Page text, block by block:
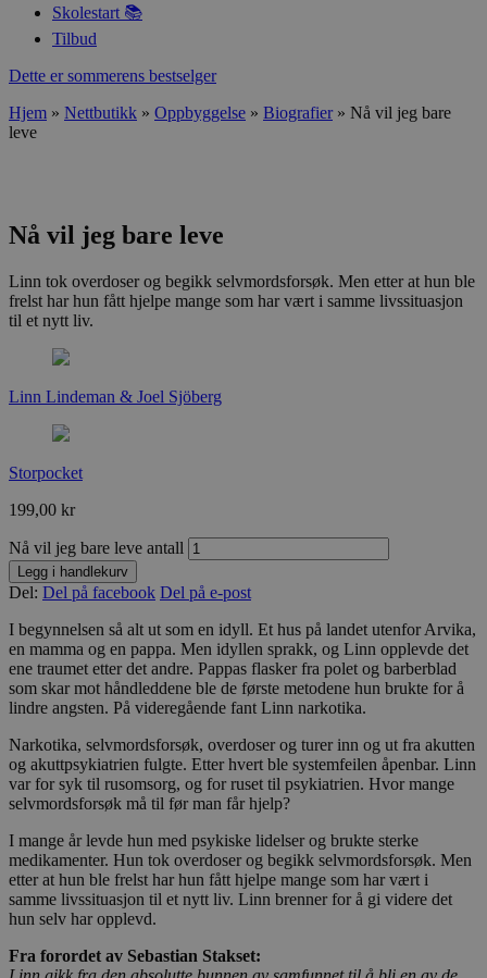
Skolestart 📚
Tilbud
Dette er sommerens bestselger
Hjem » Nettbutikk » Oppbyggelse » Biografier» Nå vil jeg bare
leve
Nå vil jeg bare leve
Linn tok overdoser og begikk selvmordsforsøk. Men etter at hun ble
frelst har hun fått hjelpe mange som har vært i samme livssituasjon
til et nytt liv.
Linn Lindeman & Joel Sjöberg
Storpocket
199,00 kr
Nå vil jeg bare leve antall
Legg i handlekurv
Del: Del på facebook Del på e-post
I begynnelsen så alt ut som en idyll. Et hus på landet utenfor Arvika,
en mamma og en pappa. Men idyllen sprakk, og Linn opplevde det
ene traumet etter det andre. Pappas flasker fra polet og barberblad
som skar mot håndleddene ble de første metodene hun brukte for å
lindre angsten. På videregående fant Linn narkotika.
Narkotika, selvmordsforsøk, overdoser og turer inn og ut fra akutten
og akuttpsykiatrien fulgte. Etter hvert ble systemfeilen åpenbar. Linn
var for syk til rusomsorg, og for ruset til psykiatrien. Hvor mange
selvmordsforsøk må til før man får hjelp?
I mange år levde hun med psykiske lidelser og brukte sterke
medikamenter. Hun tok overdoser og begikk selvmordsforsøk. Men
etter at hun ble frelst har hun fått hjelpe mange som har vært i
samme livssituasjon til et nytt liv. Linn brenner for å gi videre det
hun selv har opplevd.
Fra forordet av Sebastian Stakset: